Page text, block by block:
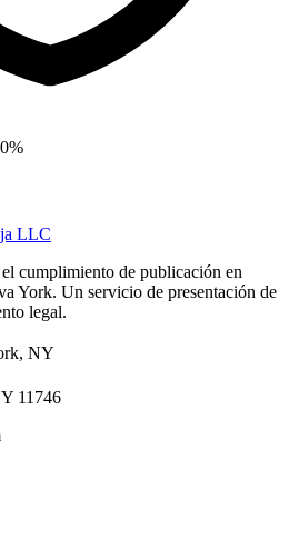
LLC
cumplimiento de publicación en
York. Un servicio de presentación de
legal.
NY
11746